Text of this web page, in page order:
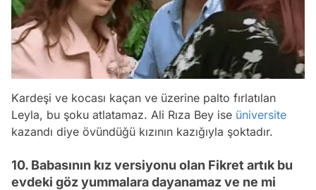
Kardeşi ve kocası kaçan ve üzerine palto fırlatılan
Leyla, bu şoku atlatamaz. Ali Rıza Bey ise üniversite
kazandı diye övündüğü kızının kazığıyla şoktadır.
10. Babasının kız versiyonu olan Fikret artık bu
evdeki göz yummalara dayanamaz ve ne mi